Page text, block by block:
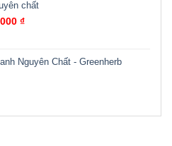
chất
₫
Nguyên Chất - Greenherb